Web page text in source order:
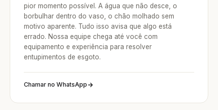
pior momento possível. A água que não desce, o
borbulhar dentro do vaso, o chão molhado sem
motivo aparente. Tudo isso avisa que algo está
errado. Nossa equipe chega até você com
equipamento e experiência para resolver
entupimentos de esgoto.
Chamar no WhatsApp